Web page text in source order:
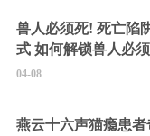
兽人必须死! 死亡陷
式 如何解锁兽人必
的隐藏角色
04-08
燕云十六声猫瘾患